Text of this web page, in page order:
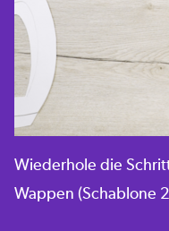
Wiederhole die
Wappen (Schablone